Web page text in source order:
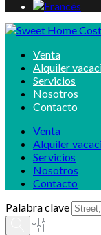
Venta
Alquiler
Servicios
Nosotros
Contacto
Venta
Alquiler
Servicios
Nosotros
Contacto
Palabra clave